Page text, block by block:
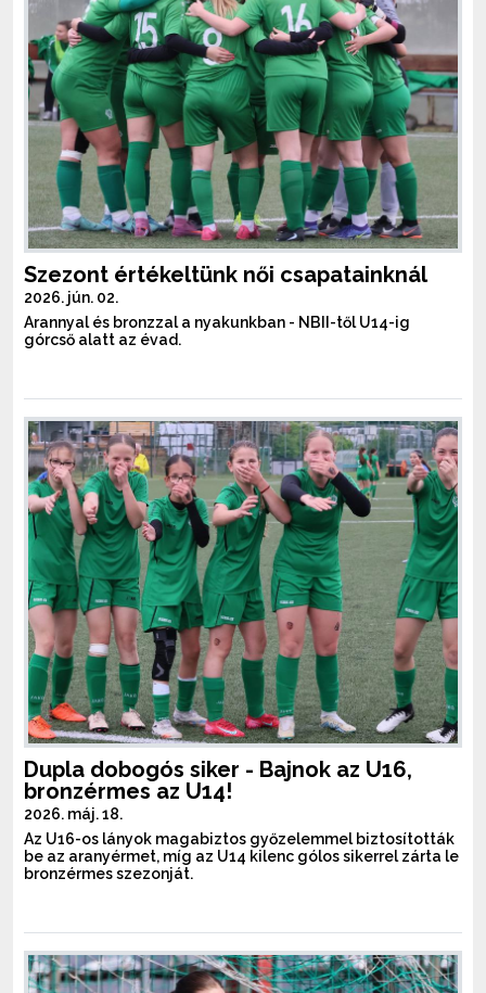
Szezont értékeltünk női csapatainknál
2026. jún. 02.
Arannyal és bronzzal a nyakunkban - NBII-től U14-ig
górcső alatt az évad.
Dupla dobogós siker - Bajnok az U16,
bronzérmes az U14!
2026. máj. 18.
Az U16-os lányok magabiztos győzelemmel biztosították
be az aranyérmet, míg az U14 kilenc gólos sikerrel zárta le
bronzérmes szezonját.